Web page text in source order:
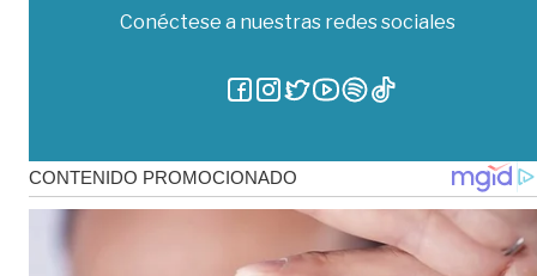
Conéctese a nuestras redes sociales